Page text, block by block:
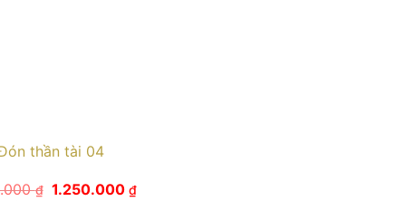
thần tài 04
₫ Giá
1.250.000₫Giá